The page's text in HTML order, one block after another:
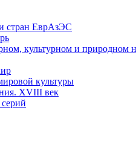
стран ЕврАзЭС
культурном и
культуры
XVIII век